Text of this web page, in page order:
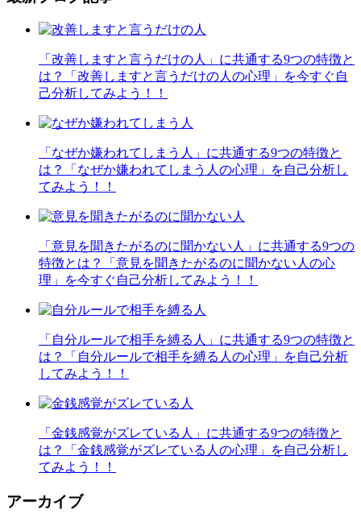
「改善しますと言うだけの人」に共通する9つの特徴と
は？「改善しますと言うだけの人の心理」を今すぐ自
己分析してみよう！！
「なぜか嫌われてしまう人」に共通する9つの特徴と
は？「なぜか嫌われてしまう人の心理」を自己分析し
てみよう！！
「意見を聞きたがるのに聞かない人」に共通する9つの
特徴とは？「意見を聞きたがるのに聞かない人の心
理」を今すぐ自己分析してみよう！！
「自分ルールで相手を縛る人」に共通する9つの特徴と
は？「自分ルールで相手を縛る人の心理」を自己分析
してみよう！！
「金銭感覚がズレている人」に共通する9つの特徴と
は？「金銭感覚がズレている人の心理」を自己分析し
てみよう！！
アーカイブ